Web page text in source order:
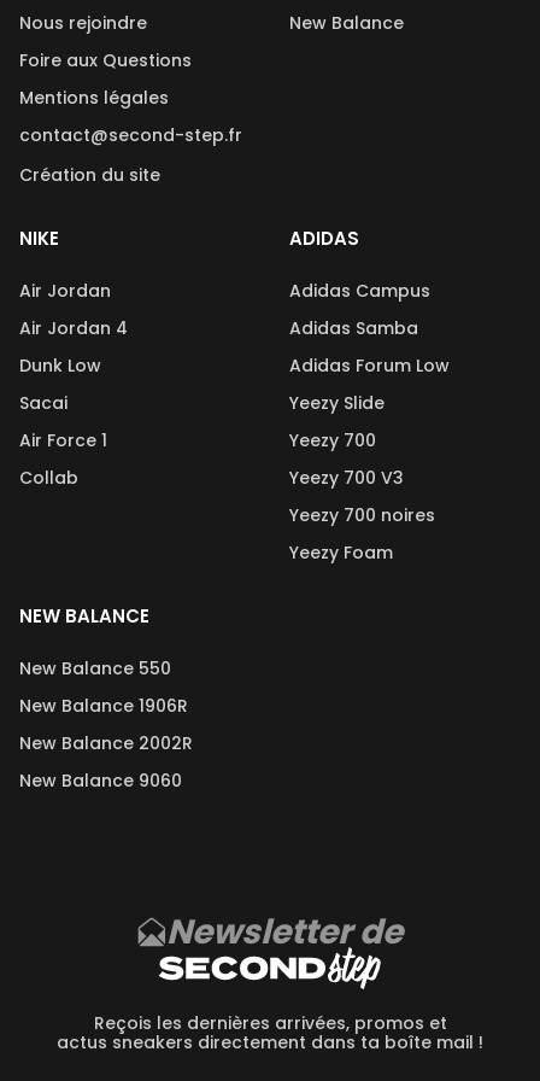
Nous rejoindre
Foire aux Questions
Mentions légales
contact@second-step.fr
Création du site
New Balance
NIKE
Air Jordan
Air Jordan 4
Dunk Low
Sacai
Air Force 1
Collab
ADIDAS
Adidas Campus
Adidas Samba
Adidas Forum Low
Yeezy Slide
Yeezy 700
Yeezy 700 V3
Yeezy 700 noires
Yeezy Foam
NEW BALANCE
New Balance 550
New Balance 1906R
New Balance 2002R
New Balance 9060
Newsletter de
Reçois les dernières arrivées, promos et
actus sneakers directement dans ta boîte mail !